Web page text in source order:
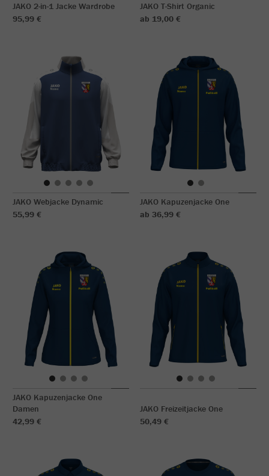
JAKO 2-in-1 Jacke Wardrobe
95,99 €
JAKO T-Shirt Organic
ab 19,00 €
JAKO Webjacke Dynamic
55,99 €
JAKO Kapuzenjacke One
ab 36,99 €
JAKO Kapuzenjacke One
Damen
42,99 €
JAKO Freizeitjacke One
50,49 €